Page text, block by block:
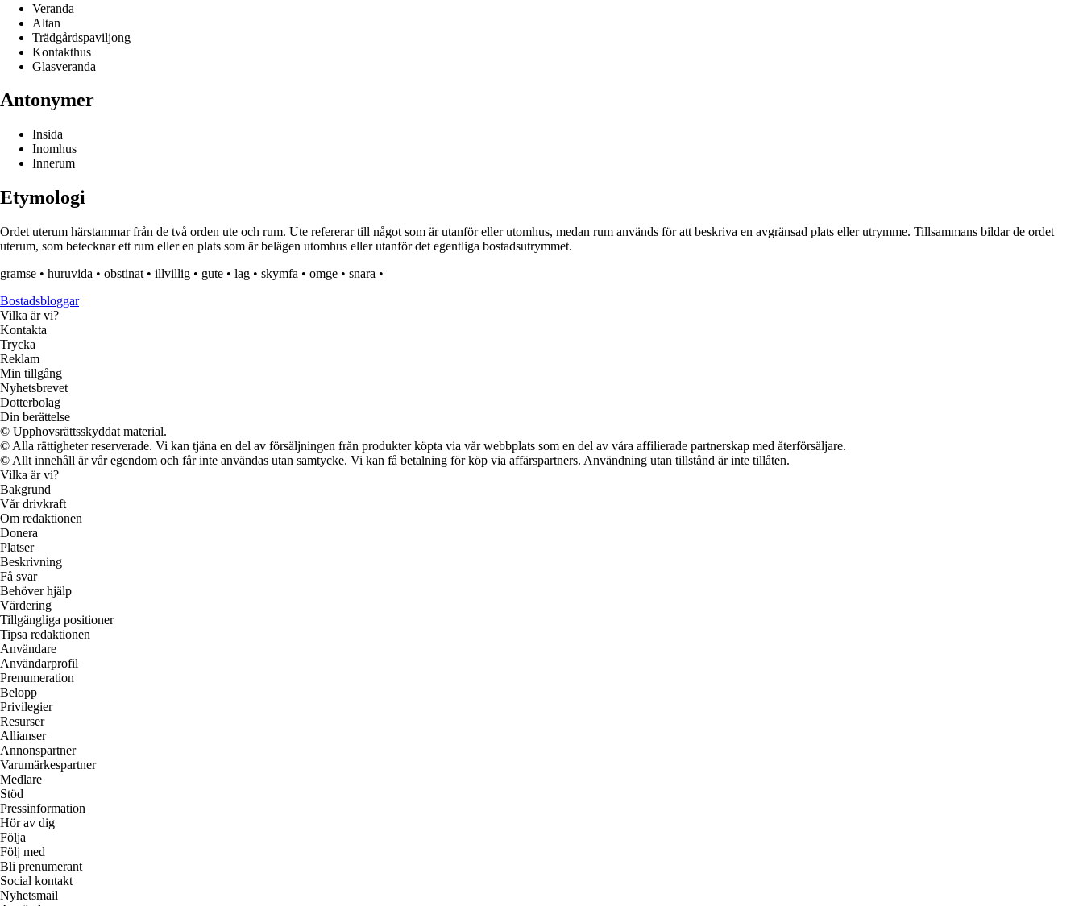
Veranda
Altan
Trädgårdspaviljong
Kontakthus
Glasveranda
Antonymer
Insida
Inomhus
Innerum
Etymologi
Ordet uterum härstammar från de två orden ute och rum. Ute refererar till något som är utanför eller utomhus, medan rum används för att beskriva en avgränsad plats eller utrymme. Tillsammans bildar de ordet
uterum, som betecknar ett rum eller en plats som är belägen utomhus eller utanför det egentliga bostadsutrymmet.
gramse • huruvida • obstinat • illvillig • gute • lag • skymfa • omge • snara •
Bostadsbloggar
Vilka är vi?
Kontakta
Trycka
Reklam
Min tillgång
Nyhetsbrevet
Dotterbolag
Din berättelse
© Upphovsrättsskyddat material.
© Alla rättigheter reserverade. Vi kan tjäna en del av försäljningen från produkter köpta via vår webbplats som en del av våra affilierade partnerskap med återförsäljare.
© Allt innehåll är vår egendom och får inte användas utan samtycke. Vi kan få betalning för köp via affärspartners. Användning utan tillstånd är inte tillåten.
Vilka är vi?
Bakgrund
Vår drivkraft
Om redaktionen
Donera
Platser
Beskrivning
Få svar
Behöver hjälp
Värdering
Tillgängliga positioner
Tipsa redaktionen
Användare
Användarprofil
Prenumeration
Belopp
Privilegier
Resurser
Allianser
Annonspartner
Varumärkespartner
Medlare
Stöd
Pressinformation
Hör av dig
Följa
Följ med
Bli prenumerant
Social kontakt
Nyhetsmail